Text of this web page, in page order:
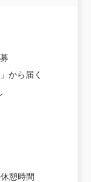
から届く
憩時間